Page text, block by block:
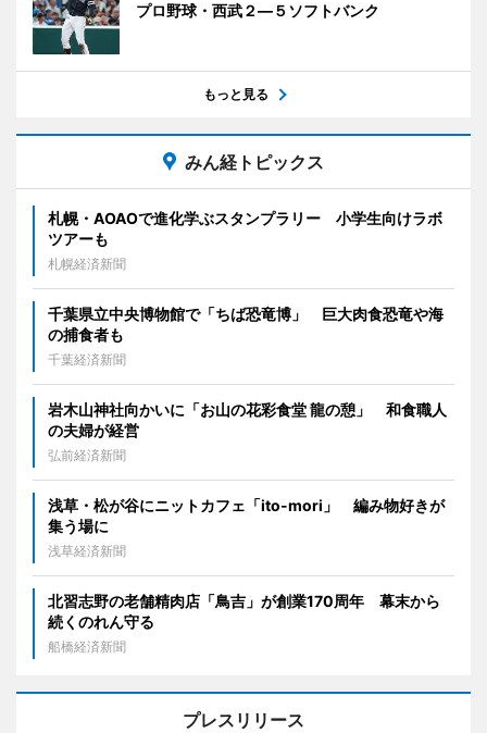
プロ野球・西武２―５ソフトバンク
もっと見る
みん経トピックス
札幌・AOAOで進化学ぶスタンプラリー 小学生向けラボ
ツアーも
札幌経済新聞
千葉県立中央博物館で「ちば恐竜博」 巨大肉食恐竜や海
の捕食者も
千葉経済新聞
岩木山神社向かいに「お山の花彩食堂 龍の憩」 和食職人
の夫婦が経営
弘前経済新聞
浅草・松が谷にニットカフェ「ito-mori」 編み物好きが
集う場に
浅草経済新聞
北習志野の老舗精肉店「鳥吉」が創業170周年 幕末から
続くのれん守る
船橋経済新聞
プレスリリース